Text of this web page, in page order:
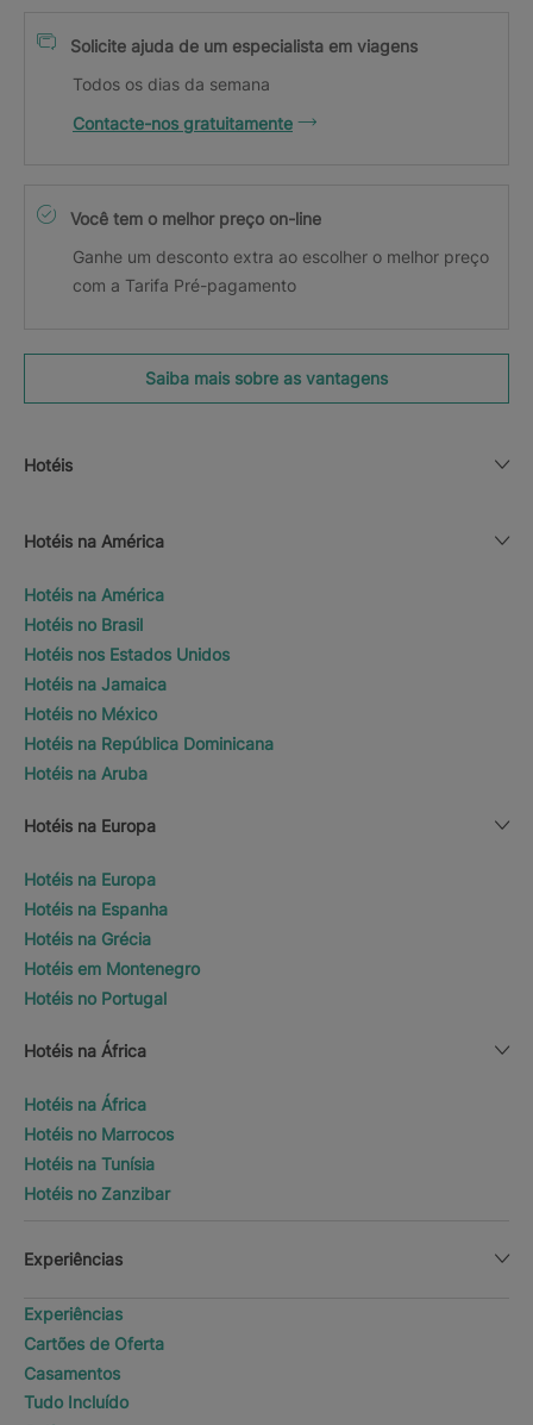
Solicite ajuda de um especialista em viagens
Todos os dias da semana
Contacte-nos gratuitamente
Você tem o melhor preço on-line
Ganhe um desconto extra ao escolher o melhor preço
com a Tarifa Pré-pagamento
Saiba mais sobre as vantagens
Hotéis
Hotéis na América
Hotéis na América
Hotéis no Brasil
Hotéis nos Estados Unidos
Hotéis na Jamaica
Hotéis no México
Hotéis na República Dominicana
Hotéis na Aruba
Hotéis na Europa
Hotéis na Europa
Hotéis na Espanha
Hotéis na Grécia
Hotéis em Montenegro
Hotéis no Portugal
Hotéis na África
Hotéis na África
Hotéis no Marrocos
Hotéis na Tunísia
Hotéis no Zanzibar
Experiências
Experiências
Cartões de Oferta
Casamentos
Tudo Incluído